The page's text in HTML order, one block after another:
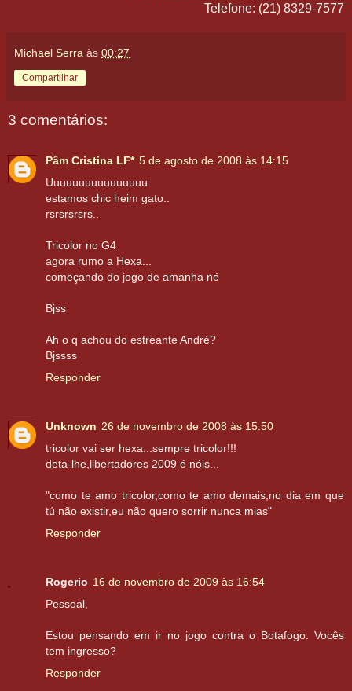
Telefone: (21) 8329-7577
Michael Serra às 00:27
Compartilhar
3 comentários:
Pâm Cristina LF* 5 de agosto de 2008 às 14:15
Uuuuuuuuuuuuuuuu
estamos chic heim gato..
rsrsrsrsrs..
Tricolor no G4
agora rumo a Hexa...
começando do jogo de amanha né
Bjss
Ah o q achou do estreante André?
Bjssss
Responder
Unknown 26 de novembro de 2008 às 15:50
tricolor vai ser hexa...sempre tricolor!!!
deta-lhe,libertadores 2009 é nóis...
"como te amo tricolor,como te amo demais,no dia em que
tú não existir,eu não quero sorrir nunca mias"
Responder
Rogerio 16 de novembro de 2009 às 16:54
Pessoal,
Estou pensando em ir no jogo contra o Botafogo. Vocês
tem ingresso?
Responder